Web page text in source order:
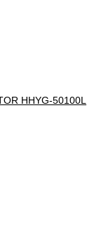
HHYG-50100L